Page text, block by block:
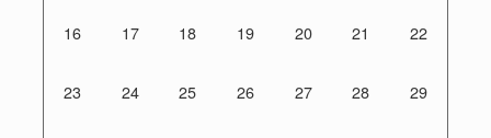
16 17 18 19 20 21 22
23 24 25 26 27 28 29